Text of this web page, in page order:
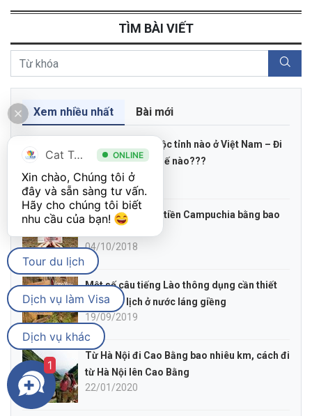
TÌM BÀI VIẾT
Xem nhiều nhất Bài mới
Hội An ở đâu, thuộc tỉnh nào ở Việt Nam – Đi
đến Hội An như thế nào???
09/04/2019
100, 1000, 10000 tiền Campuchia bằng bao
04/10/2018
Một số câu tiếng Lào thông dụng cần thiết
khi đi du lịch ở nước láng giềng
19/09/2019
Từ Hà Nội đi Cao Bằng bao nhiêu km, cách đi
từ Hà Nội lên Cao Bằng
22/01/2020
Cat Tour ONLINE
Xin chào, Chúng tôi ở
đây và sẵn sàng tư vấn.
Hãy cho chúng tôi biết
nhu cầu của bạn!
Tour du lịch
Dịch vụ làm Visa
Dịch vụ khác
1